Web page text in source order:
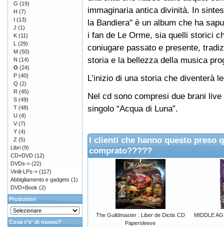
immaginaria antica divinità. In
la Bandiera" è un album che ha
i fan de Le Orme, sia quelli storici
coniugare passato e presente,
storia e la bellezza della musica
L’inizio di una storia che diventerà
Nel cd sono compresi due brani
singolo “Acqua di Luna”.
I clienti che hanno questo preso
comprato?????
The Guildmaster : Liber de Dictis CD
Papersleeve
MIDDLE
G (19)
H (7)
I (13)
J (1)
K (11)
L (29)
M (50)
N (14)
O (24)
P (40)
Q (2)
R (45)
S (49)
T (48)
U (4)
V (7)
Y (4)
Z (5)
Libri (9)
CD+DVD (12)
DVDs-> (22)
Vinili-LPs-> (117)
Abbigliamento e gadgets (1)
DVD+Book (2)
Produttori
Cosa c'e' di nuovo?